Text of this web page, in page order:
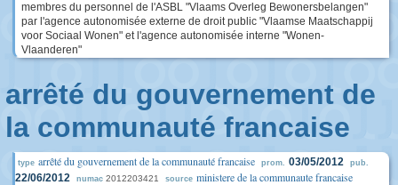
membres du personnel de l'ASBL "Vlaams Overleg Bewonersbelangen"
par l'agence autonomisée externe de droit public "Vlaamse Maatschappij
voor Sociaal Wonen" et l'agence autonomisée interne "Wonen-
Vlaanderen"
arrêté du gouvernement de
la communauté francaise
type arrêté du gouvernement de la communauté francaise prom. 03/05/2012 pub.
22/06/2012 numac 2012203421 source ministere de la communaute francaise